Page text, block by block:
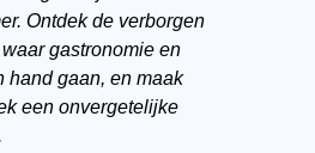
Ontdek de verborgen
gastronomie en
hand gaan, en maak
een onvergetelijke